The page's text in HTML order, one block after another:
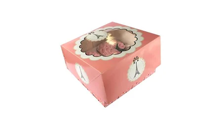
papierova krabicka na kolaciky/ mini torticky aj na male darceky
ci drobnosti 2ks v baleni velkost 16 x 16 x 7,5cm